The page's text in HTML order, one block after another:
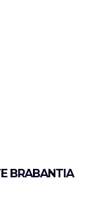
BRABANTIA